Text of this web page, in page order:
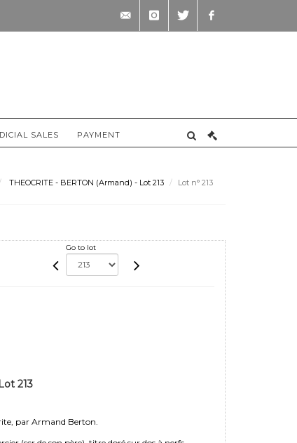
SALES PAYMENT
THEOCRITE - BERTON (Armand) - Lot 213 Lot n° 213
Go to lot
213
par Armand Berton.